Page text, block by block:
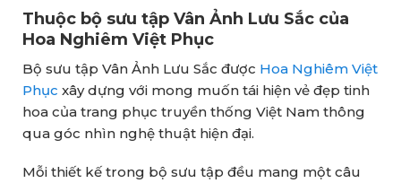
Thuộc bộ sưu tập Vân Ảnh Lưu Sắc của
Hoa Nghiêm Việt Phục
Bộ sưu tập Vân Ảnh Lưu Sắc được Hoa Nghiêm Việt
Phục xây dựng với mong muốn tái hiện vẻ đẹp tinh
hoa của trang phục truyền thống Việt Nam thông
qua góc nhìn nghệ thuật hiện đại.
Mỗi thiết kế trong bộ sưu tập đều mang một câu